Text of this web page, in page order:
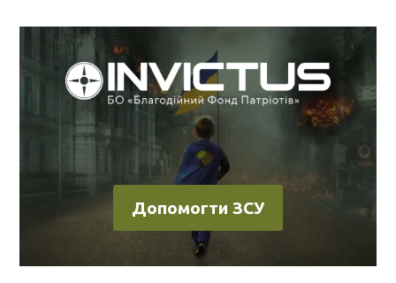
Допомогти ЗСУ